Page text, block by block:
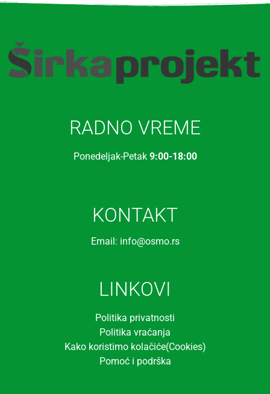
RADNO VREME
Ponedeljak-Petak9:00-18:00
KONTAKT
Email: info@osmo.rs
LINKOVI
Politika privatnosti
Politika vraćanja
Kako koristimo kolačiće(Cookies)
Pomoć i podrška